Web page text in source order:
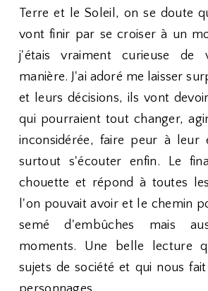
Terre et le Soleil, on se doute
vont finir par se croiser à un
j'étais vraiment curieuse de
manière. J'ai adoré me laisser
et leurs décisions, ils vont
qui pourraient tout changer,
inconsidérée, faire peur à leur
surtout s'écouter enfin. Le
chouette et répond à toutes
l'on pouvait avoir et le chemin
semé d'embûches mais
moments. Une belle lecture
sujets de société et qui nous